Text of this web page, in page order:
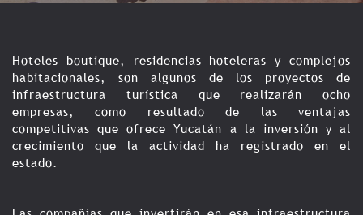
Hoteles boutique, residencias hoteleras y complejos
habitacionales, son algunos de los proyectos de
infraestructura turística que realizarán ocho
empresas, como resultado de las ventajas
competitivas que ofrece Yucatán a la inversión y al
crecimiento que la actividad ha registrado en el
estado.